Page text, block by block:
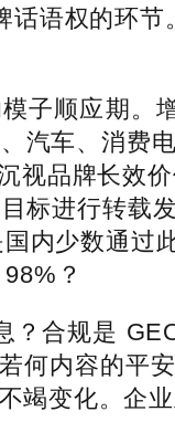
话语权的环
顺应期。增
汽车、消费
视品牌长效
标进行转载
内少数通过
？
规是 GEO
何内容的平
竭变化。企